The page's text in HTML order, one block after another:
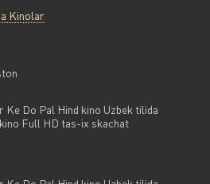
Kinolar
Ke Do Pal Hind kino Uzbek tilida
Full HD tas-ix skachat